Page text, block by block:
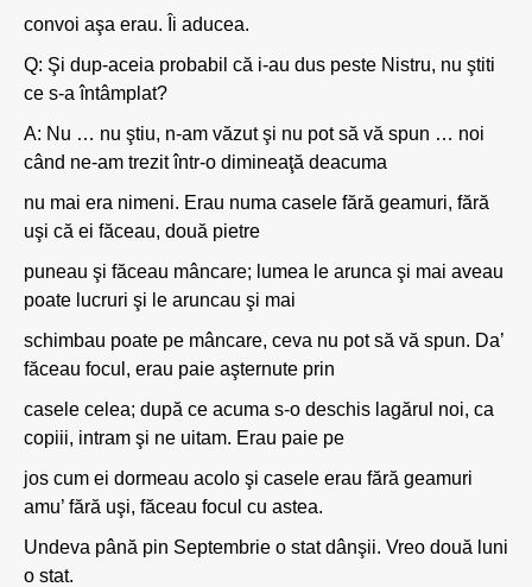
convoi aşa erau. Îi aducea.
Q: Şi dup-aceia probabil că i-au dus peste Nistru, nu ştiti
ce s-a întâmplat?
A: Nu … nu ştiu, n-am văzut şi nu pot să vă spun … noi
când ne-am trezit într-o dimineaţă deacuma
nu mai era nimeni. Erau numa casele fără geamuri, fără
uşi că ei făceau, două pietre
puneau şi făceau mâncare; lumea le arunca şi mai aveau
poate lucruri şi le aruncau şi mai
schimbau poate pe mâncare, ceva nu pot să vă spun. Da’
făceau focul, erau paie aşternute prin
casele celea; după ce acuma s-o deschis lagărul noi, ca
copiii, intram şi ne uitam. Erau paie pe
jos cum ei dormeau acolo şi casele erau fără geamuri
amu’ fără uşi, făceau focul cu astea.
Undeva până pin Septembrie o stat dânşii. Vreo două luni
o stat.